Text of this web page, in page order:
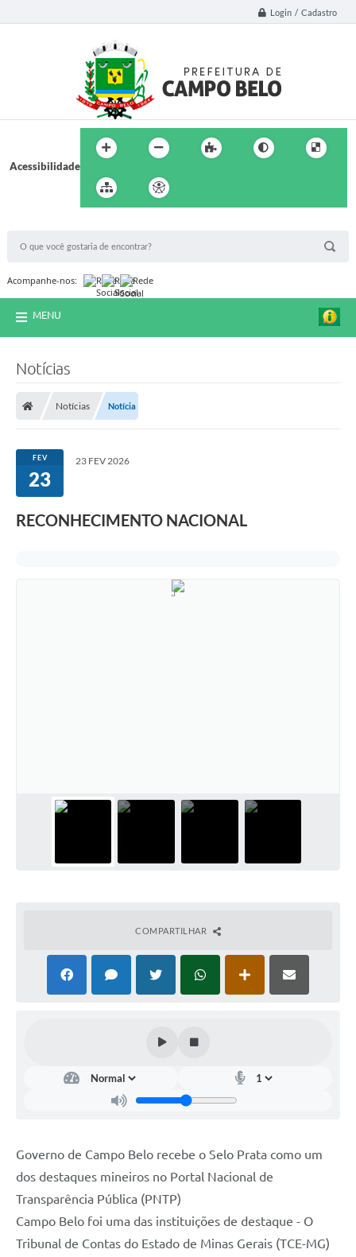
Login / Cadastro
Acessibilidade
Acompanhe-nos:
MENU
Notícias
Notícias Notícia
FEV
23
23 FEV 2026
RECONHECIMENTO NACIONAL
COMPARTILHAR
Governo de Campo Belo recebe o Selo Prata como um
dos destaques mineiros no Portal Nacional de
Transparência Pública (PNTP)
Campo Belo foi uma das instituições de destaque - O
Tribunal de Contas do Estado de Minas Gerais (TCE-MG)